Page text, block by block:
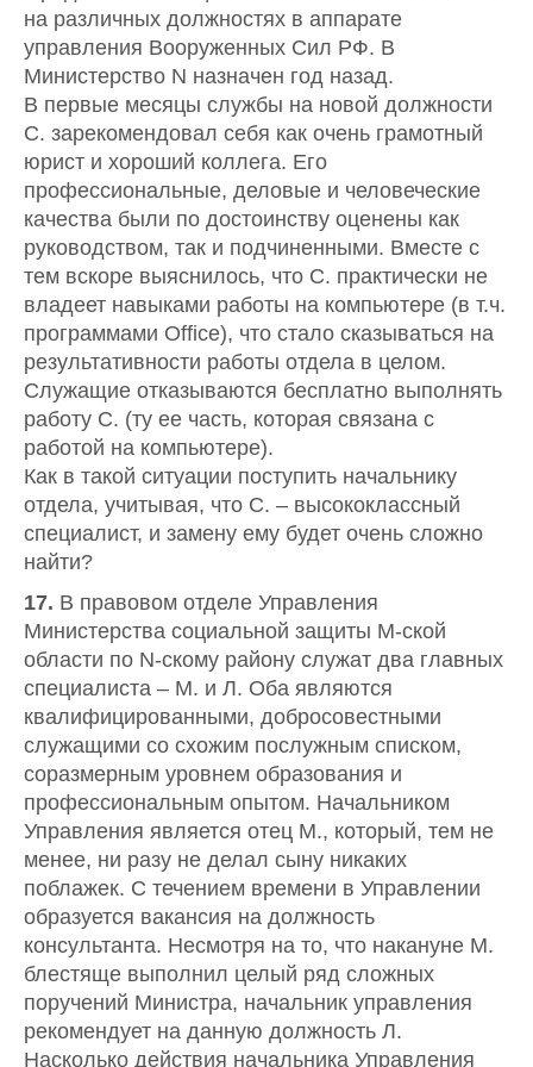
на различных должностях в аппарате
управления Вооруженных Сил РФ. В
Министерство N назначен год назад.
В первые месяцы службы на новой должности
С. зарекомендовал себя как очень грамотный
юрист и хороший коллега. Его
профессиональные, деловые и человеческие
качества были по достоинству оценены как
руководством, так и подчиненными. Вместе с
тем вскоре выяснилось, что С. практически не
владеет навыками работы на компьютере (в т.ч.
программами Office), что стало сказываться на
результативности работы отдела в целом.
Служащие отказываются бесплатно выполнять
работу С. (ту ее часть, которая связана с
работой на компьютере).
Как в такой ситуации поступить начальнику
отдела, учитывая, что С. – высококлассный
специалист, и замену ему будет очень сложно
найти?
17. В правовом отделе Управления
Министерства социальной защиты M-ской
области по N-скому району служат два главных
специалиста – М. и Л. Оба являются
квалифицированными, добросовестными
служащими со схожим послужным списком,
соразмерным уровнем образования и
профессиональным опытом. Начальником
Управления является отец М., который, тем не
менее, ни разу не делал сыну никаких
поблажек. С течением времени в Управлении
образуется вакансия на должность
консультанта. Несмотря на то, что накануне М.
блестяще выполнил целый ряд сложных
поручений Министра, начальник управления
рекомендует на данную должность Л.
Насколько действия начальника Управления